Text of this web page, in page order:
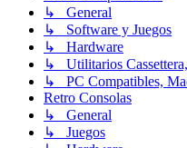
↳ General
↳ Software y Juegos
↳ Hardware
↳ Utilitarios
↳ PC Compatibles,
Retro Consolas
↳ General
↳ Juegos